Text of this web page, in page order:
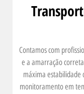
Contamos com
e a amarração
máxima
monitoramento em